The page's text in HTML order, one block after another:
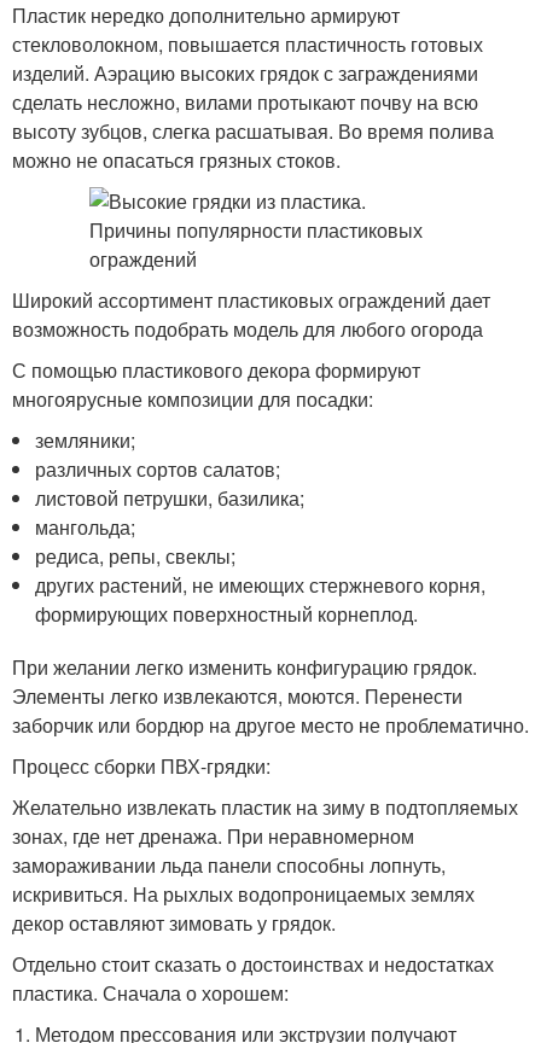
Пластик нередко дополнительно армируют
стекловолокном, повышается пластичность готовых
изделий. Аэрацию высоких грядок с заграждениями
сделать несложно, вилами протыкают почву на всю
высоту зубцов, слегка расшатывая. Во время полива
можно не опасаться грязных стоков.
Широкий ассортимент пластиковых ограждений дает
возможность подобрать модель для любого огорода
С помощью пластикового декора формируют
многоярусные композиции для посадки:
земляники;
различных сортов салатов;
листовой петрушки, базилика;
мангольда;
редиса, репы, свеклы;
других растений, не имеющих стержневого корня,
формирующих поверхностный корнеплод.
При желании легко изменить конфигурацию грядок.
Элементы легко извлекаются, моются. Перенести
заборчик или бордюр на другое место не проблематично.
Процесс сборки ПВХ-грядки:
Желательно извлекать пластик на зиму в подтопляемых
зонах, где нет дренажа. При неравномерном
замораживании льда панели способны лопнуть,
искривиться. На рыхлых водопроницаемых землях
декор оставляют зимовать у грядок.
Отдельно стоит сказать о достоинствах и недостатках
пластика. Сначала о хорошем:
Методом прессования или экструзии получают